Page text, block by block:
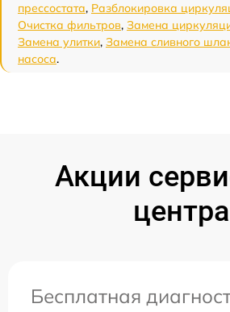
прессостата, Разблокировка
Очистка фильтров, Замена
Замена улитки, Замена сливного
насоса.
Акции
центра
Бесплатная